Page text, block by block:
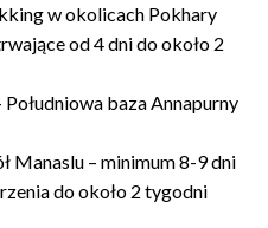
w okolicach Pokhary
od 4 dni do około 2
Południowa baza Annapurny
Manaslu – minimum 8-9 dni
do około 2 tygodni